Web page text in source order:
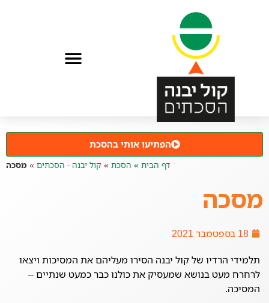
הפתיעו אותי בהסכת
דף הבית » הסכת » קול יבנה - הסכתים » מסכה
מסכה
18 בספטמבר 2021
תלמידי הרדיו של קול יבנה הסירו מעליהם את המסיכות ויצאו
לרחרח מעט בנושא שמעסיק את כולנו כבר כמעט שנתיים –
המסיכה.